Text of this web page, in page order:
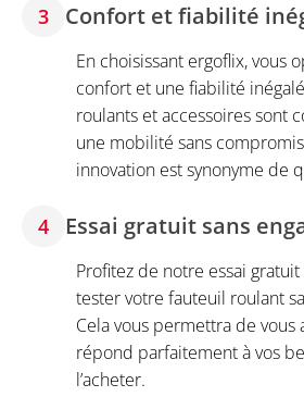
3 Confort et fiabilité
En choisissant ergoflix, vous
confort et une fiabilité
roulants et accessoires sont
une mobilité sans
innovation est synonyme de
4 Essai gratuit sans
Profitez de notre essai
tester votre fauteuil roulant
Cela vous permettra de vous
répond parfaitement à vos
l’acheter.